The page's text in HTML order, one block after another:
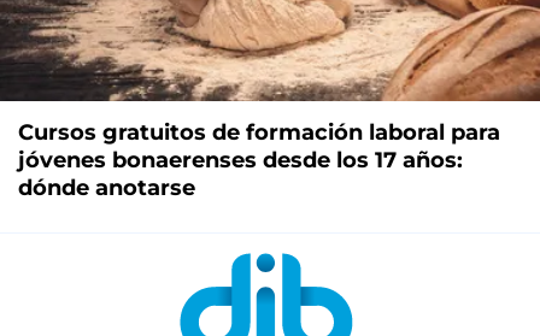
Cursos gratuitos de formación laboral para
jóvenes bonaerenses desde los 17 años:
dónde anotarse